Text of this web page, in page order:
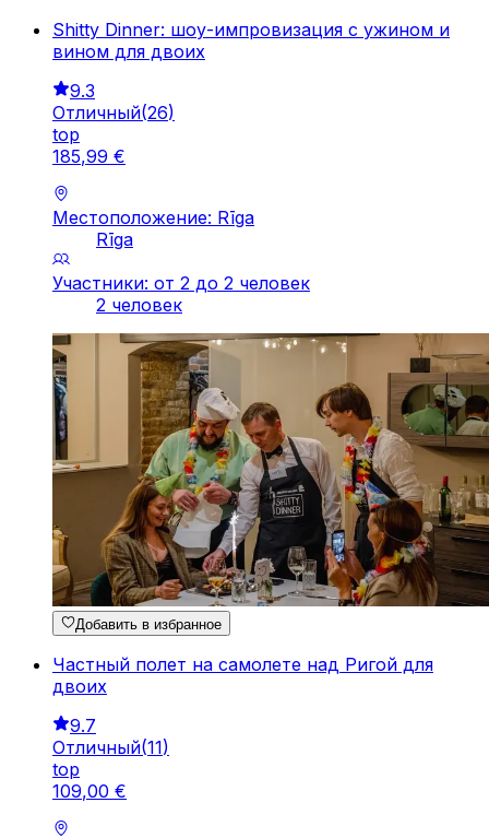
Shitty Dinner: шоу-импровизация с ужином и
вином для двоих
9.3
Отличный(26)
top
185,99 €
Местоположение: Rīga
Rīga
Участники: от 2 до 2 человек
2 человек
Добавить в избранное
Частный полет на самолете над Ригой для
двоих
9.7
Отличный(11)
top
109,00 €